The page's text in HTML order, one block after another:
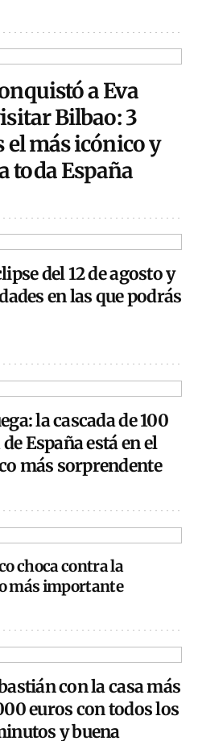
a Eva
Bilbao: 3
el más icónico y
toda España
del 12 de agosto y
en las que podrás
la cascada de 100
España está en el
más sorprendente
choca contra la
más importante
con la casa más
euros con todos los
y buena